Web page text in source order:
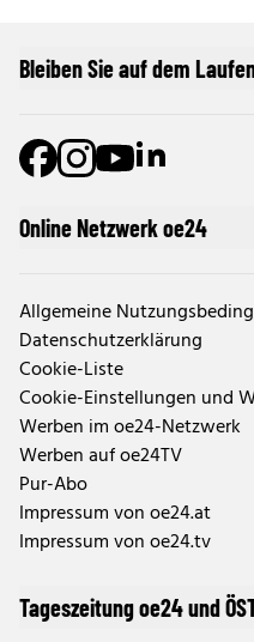
Online Netzwerk oe24
Allgemeine
Datenschutzerklärung
Cookie-Liste
Cookie-Einstellungen und
Werben im oe24-Netzwerk
Werben auf oe24TV
Pur-Abo
Impressum von oe24.at
Impressum von oe24.tv
Tageszeitung oe24 und
Bleiben Sie auf dem